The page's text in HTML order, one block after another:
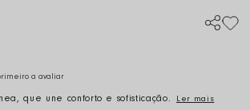
a avaliar
que une conforto e sofisticação. Ler mais